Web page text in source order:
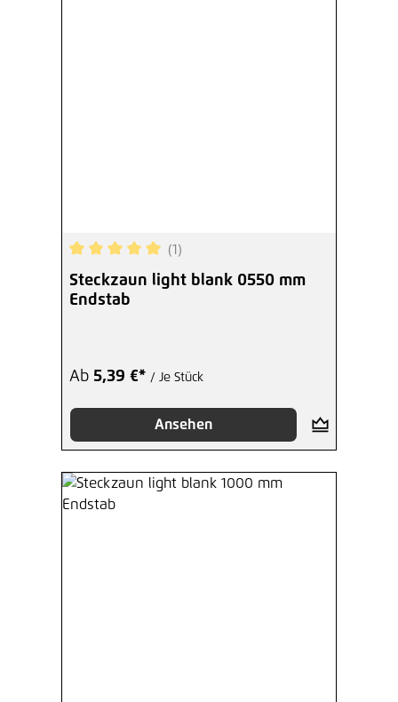
Durchschnittliche Bewertung von 5 von 5
(1)
Steckzaun light blank 0550 mm
Endstab
Ab 5,39 €* / Je Stück
Ansehen